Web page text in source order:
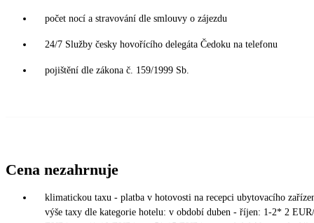
počet nocí a stravování dle smlouvy o zájezdu
24/7 Služby česky hovořícího delegáta Čedoku na telefonu
pojištění dle zákona č. 159/1999 Sb.
Cena nezahrnuje
klimatickou taxu - platba v hotovosti na recepci ubytovacího
výše taxy dle kategorie hotelu: v období duben - říjen: 1-2* 2